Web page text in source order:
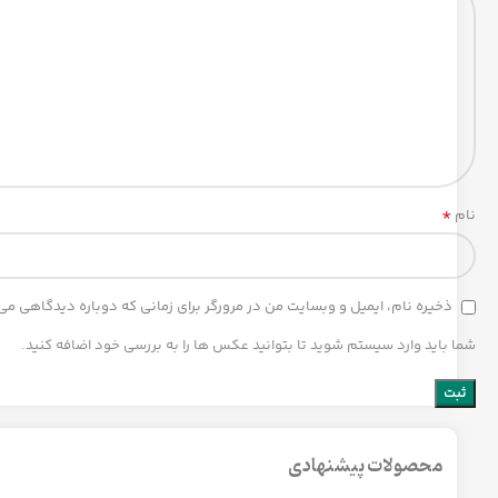
نام *
ذخیره نام، ایمیل و وبسایت من در مرورگر برای زمانی که دوباره دیدگاهی
شما باید وارد سیستم شوید تا بتوانید عکس ها را به بررسی خود اضافه کنید.
محصولات پیشنهادی